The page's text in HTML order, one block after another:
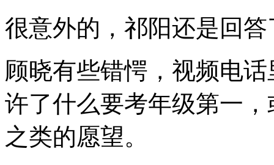
很意外的，祁阳还是回答
顾晓有些错愕，视频电
许了什么要考年级第一
之类的愿望。